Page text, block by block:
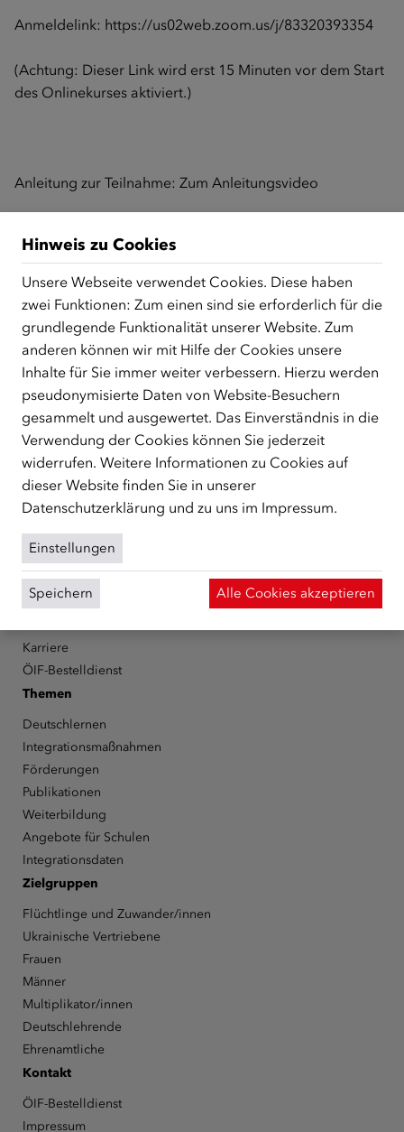
Anmeldelink: https://us02web.zoom.us/j/83320393354
(Achtung: Dieser Link wird erst 15 Minuten vor dem Start
des Onlinekurses aktiviert.)
Anleitung zur Teilnahme: Zum Anleitungsvideo
Zurück zur Übersicht
ÜBER UNS
Der Österreichische Integrationsfonds (ÖIF) ist ein Fonds der
Republik Österreich, der Flüchtlinge, subsidiär
Schutzberechtigte, Vertriebene sowie Zuwander/innen als
zentrale Anlaufstelle bei der Integration in Österreich
unterstützt.mehr
FacebookYouTube InstagramLinkedIn
Der Österreichische Integrationsfonds (ÖIF)
Organigramm
Presse
Karriere
ÖIF-Bestelldienst
Themen
Deutschlernen
Integrationsmaßnahmen
Förderungen
Publikationen
Weiterbildung
Angebote für Schulen
Integrationsdaten
Zielgruppen
Flüchtlinge und Zuwander/innen
Ukrainische Vertriebene
Frauen
Männer
Multiplikator/innen
Deutschlehrende
Ehrenamtliche
Kontakt
ÖIF-Bestelldienst
Impressum
Hinweis zu Cookies
Unsere Webseite verwendet Cookies. Diese haben
zwei Funktionen: Zum einen sind sie erforderlich für die
grundlegende Funktionalität unserer Website. Zum
anderen können wir mit Hilfe der Cookies unsere
Inhalte für Sie immer weiter verbessern. Hierzu werden
pseudonymisierte Daten von Website-Besuchern
gesammelt und ausgewertet. Das Einverständnis in die
Verwendung der Cookies können Sie jederzeit
widerrufen. Weitere Informationen zu Cookies auf
dieser Website finden Sie in unserer
Datenschutzerklärung und zu uns im Impressum.
Einstellungen
Speichern Alle Cookies akzeptieren